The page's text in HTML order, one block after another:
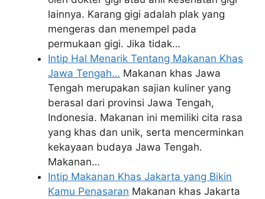
lainnya. Karang gigi adalah plak yang
mengeras dan menempel pada
permukaan gigi. Jika tidak…
Intip Hal Menarik Tentang Makanan Khas
Jawa Tengah… Makanan khas Jawa
Tengah merupakan sajian kuliner yang
berasal dari provinsi Jawa Tengah,
Indonesia. Makanan ini memiliki cita rasa
yang khas dan unik, serta mencerminkan
kekayaan budaya Jawa Tengah.
Makanan…
Intip Makanan Khas Jakarta yang Bikin
Kamu Penasaran Makanan khas Jakarta